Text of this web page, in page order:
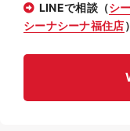
LINEで相談（シ
シーナシーナ福住店）